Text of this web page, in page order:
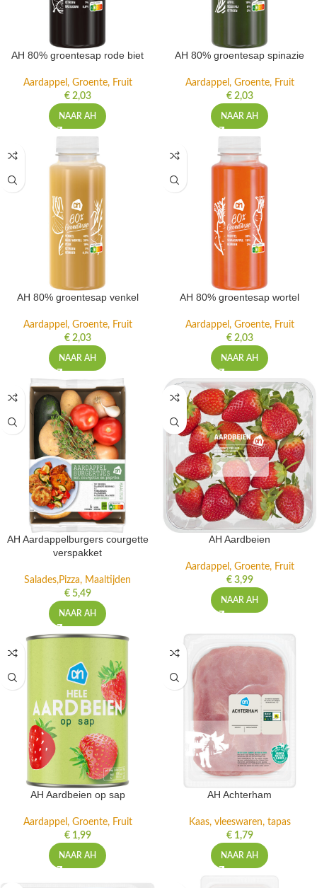
AH 80% groentesap rode biet
Aardappel, Groente, Fruit
€2,03
NAAR AH
AH 80% groentesap spinazie
Aardappel, Groente, Fruit
€2,03
NAAR AH
AH 80% groentesap venkel
Aardappel, Groente, Fruit
€2,03
NAAR AH
AH 80% groentesap wortel
Aardappel, Groente, Fruit
€2,03
NAAR AH
AH Aardappelburgers courgette
verspakket
Salades,Pizza, Maaltijden
€5,49
NAAR AH
AH Aardbeien
Aardappel, Groente, Fruit
€3,99
NAAR AH
AH Aardbeien op sap
Aardappel, Groente, Fruit
€1,99
NAAR AH
AH Achterham
Kaas, vleeswaren, tapas
€1,79
NAAR AH